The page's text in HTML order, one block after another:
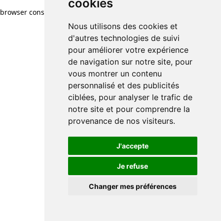
cookies
Nous utilisons des cookies et
d'autres technologies de suivi
pour améliorer votre expérience
de navigation sur notre site, pour
vous montrer un contenu
personnalisé et des publicités
ciblées, pour analyser le trafic de
notre site et pour comprendre la
provenance de nos visiteurs.
J'accepte
Je refuse
Changer mes préférences
browser console for more information)